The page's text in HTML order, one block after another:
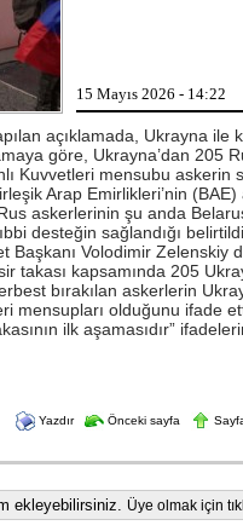
15 Mayıs 2026 - 14:22
açıklamada, Ukrayna ile
göre, Ukrayna’dan 205
Kuvvetleri mensubu askerin
Arap Emirlikleri’nin
askerlerinin şu anda
desteğin sağlandığı
Başkanı Volodimir Zelenskiy
takası kapsamında 205
bırakılan askerlerin
mensupları olduğunu ifade
ilk aşamasıdır”
Yazdır Önceki sayfa
ekleyebilirsiniz. Üye olmak için
...
Beşiktaş'ta şok